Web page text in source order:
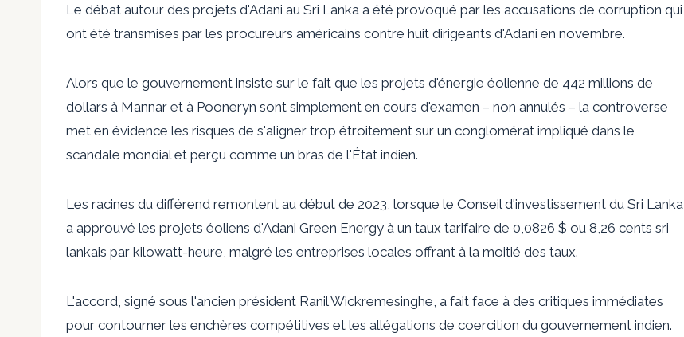
Le débat autour des projets d'Adani au Sri Lanka a été provoqué par les accusations de corruption qui
ont été transmises par les procureurs américains contre huit dirigeants d'Adani en novembre.
Alors que le gouvernement insiste sur le fait que les projets d'énergie éolienne de 442 millions de
dollars à Mannar et à Pooneryn sont simplement en cours d'examen – non annulés – la controverse
met en évidence les risques de s'aligner trop étroitement sur un conglomérat impliqué dans le
scandale mondial et perçu comme un bras de l'État indien.
Les racines du différend remontent au début de 2023, lorsque le Conseil d'investissement du Sri Lanka
a approuvé les projets éoliens d'Adani Green Energy à un taux tarifaire de 0,0826 $ ou 8,26 cents sri
lankais par kilowatt-heure, malgré les entreprises locales offrant à la moitié des taux.
L'accord, signé sous l'ancien président Ranil Wickremesinghe, a fait face à des critiques immédiates
pour contourner les enchères compétitives et les allégations de coercition du gouvernement indien.